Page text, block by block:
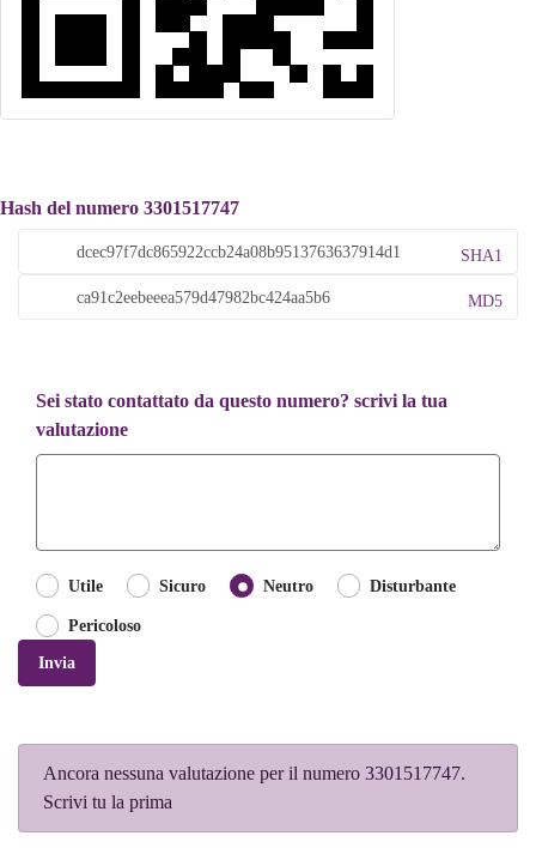
Hash del numero 3301517747
SHA1
MD5
Sei stato contattato da questo numero? scrivi la tua
valutazione
Utile Sicuro Neutro Disturbante
Pericoloso
Invia
Ancora nessuna valutazione per il numero 3301517747.
Scrivi tu la prima